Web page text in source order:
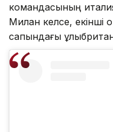
командасының
Милан келсе, екінші
сапындағы